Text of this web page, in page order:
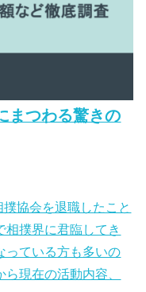
まつわる驚きの
協会を退職したこと
相撲界に君臨してき
っている方も多いの
現在の活動内容、